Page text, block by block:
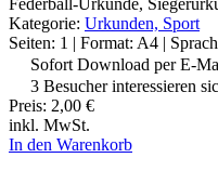
Kategorie: Urkunden, Sport
Seiten: 1 | Format: A4 |
Sofort Download per E-
3 Besucher interessieren
Preis: 2,00 €
inkl. MwSt.
In den Warenkorb